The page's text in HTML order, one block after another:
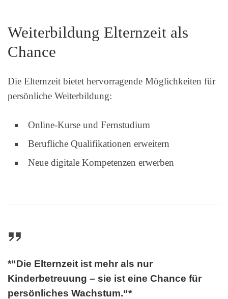
Weiterbildung Elternzeit als
Chance
Die Elternzeit bietet hervorragende Möglichkeiten für
persönliche Weiterbildung:
Online-Kurse und Fernstudium
Berufliche Qualifikationen erweitern
Neue digitale Kompetenzen erwerben
*“Die Elternzeit ist mehr als nur
Kinderbetreuung – sie ist eine Chance für
persönliches Wachstum.“*